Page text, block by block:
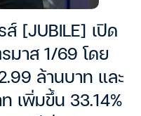
ส์ [JUBILE] เปิด
มาส 1/69 โดย
ล้านบาท และ
เพิ่มขึ้น 33.14%